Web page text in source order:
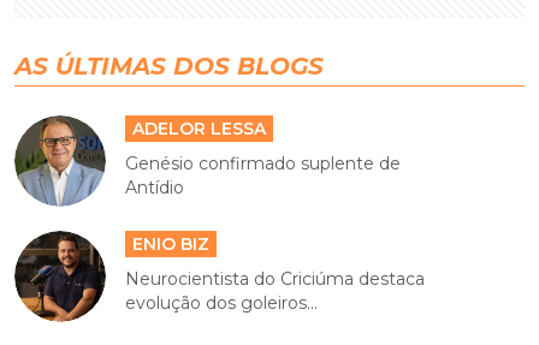
AS ÚLTIMAS DOS BLOGS
ADELOR LESSA
Genésio confirmado suplente de
Antídio
ENIO BIZ
Neurocientista do Criciúma destaca
evolução dos goleiros...